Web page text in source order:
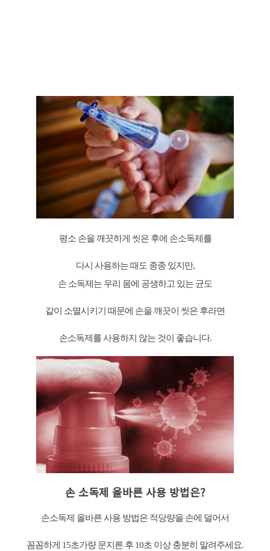
평소 손을 깨끗하게 씻은 후에 손소독제를
다시 사용하는 때도 종종 있지만,
손 소독제는 우리 몸에 공생하고 있는 균도
같이 소멸시키기 때문에 손을 깨끗이 씻은 후라면
손소독제를 사용하지 않는 것이 좋습니다.
손 소독제 올바른 사용 방법은?
손소독제 올바른 사용 방법은 적당량을 손에 덜어서
꼼꼼하게 15초가량 문지른 후 10초 이상 충분히 말려주세요.